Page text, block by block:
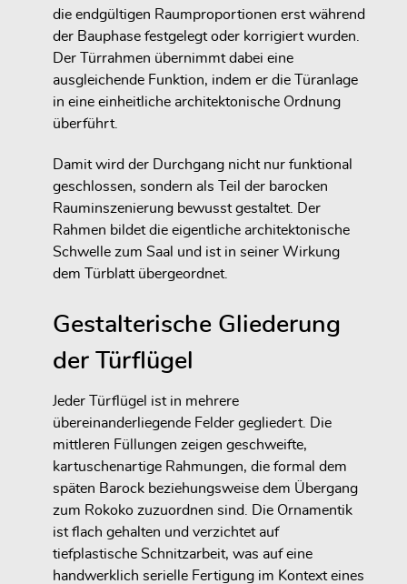
die endgültigen Raumproportionen erst während
der Bauphase festgelegt oder korrigiert wurden.
Der Türrahmen übernimmt dabei eine
ausgleichende Funktion, indem er die Türanlage
in eine einheitliche architektonische Ordnung
überführt.
Damit wird der Durchgang nicht nur funktional
geschlossen, sondern als Teil der barocken
Rauminszenierung bewusst gestaltet. Der
Rahmen bildet die eigentliche architektonische
Schwelle zum Saal und ist in seiner Wirkung
dem Türblatt übergeordnet.
Gestalterische Gliederung
der Türflügel
Jeder Türflügel ist in mehrere
übereinanderliegende Felder gegliedert. Die
mittleren Füllungen zeigen geschweifte,
kartuschenartige Rahmungen, die formal dem
späten Barock beziehungsweise dem Übergang
zum Rokoko zuzuordnen sind. Die Ornamentik
ist flach gehalten und verzichtet auf
tiefplastische Schnitzarbeit, was auf eine
handwerklich serielle Fertigung im Kontext eines